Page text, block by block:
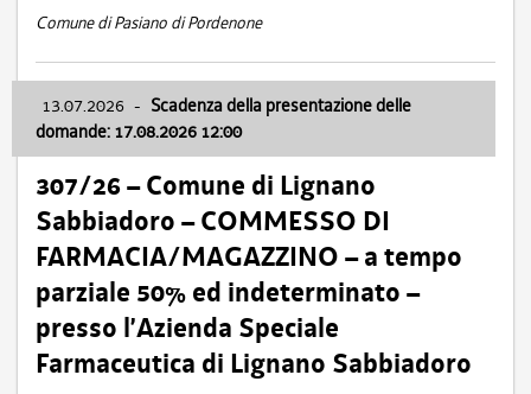
Comune di Pasiano di Pordenone
13.07.2026 - Scadenza della presentazione delle
domande: 17.08.2026 12:00
307/26 – Comune di Lignano
Sabbiadoro – COMMESSO DI
FARMACIA/MAGAZZINO – a tempo
parziale 50% ed indeterminato –
presso l’Azienda Speciale
Farmaceutica di Lignano Sabbiadoro